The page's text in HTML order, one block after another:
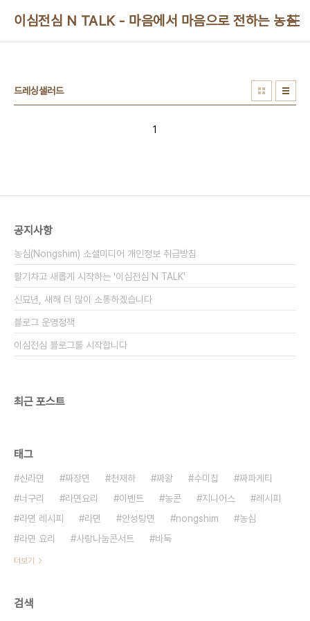
이심전심 N TALK - 마음에서 마음으로 전하는 농심
드레싱샐러드
1
공지사항
농심(Nongshim) 소셜미디어 개인정보 취급방침
활기차고 새롭게 시작하는 '이심전심 N TALK'
신묘년, 새해 더 많이 소통하겠습니다
블로그 운영정책
이심전심 블로그를 시작합니다
최근 포스트
태그
신라면 짜장면 천재하 짜왕 수미칩
짜파게티
너구리
라면요리 이벤트 농콘 지니어스
레시피
라면 레시피
라면 안성탕면 nongshim
농심
라면 요리
사랑나눔콘서트 바둑
더보기
검색